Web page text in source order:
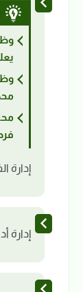
إدارة
إدارة